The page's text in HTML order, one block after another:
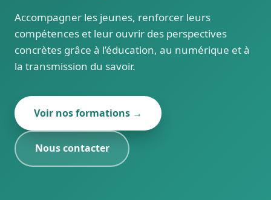
Accompagner les jeunes, renforcer leurs
compétences et leur ouvrir des perspectives
concrètes grâce à l’éducation, au numérique et à
la transmission du savoir.
Voir nos formations →
Nous contacter